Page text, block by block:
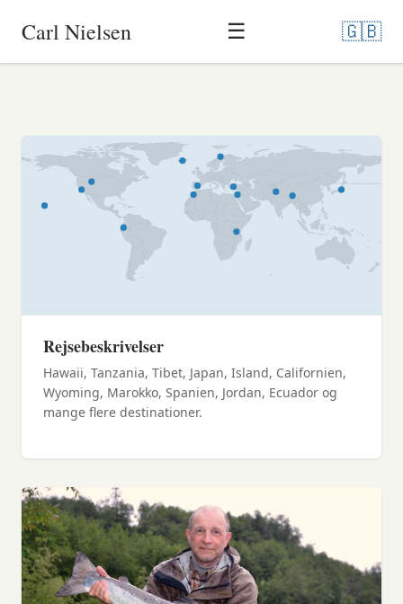
Carl Nielsen ☰ 🇬🇧
Nielsen
Sektioner
Rejsebeskrivelser
Hawaii, Tanzania, Tibet, Japan, Island, Californien,
Wyoming, Marokko, Spanien, Jordan, Ecuador og
mange flere destinationer.